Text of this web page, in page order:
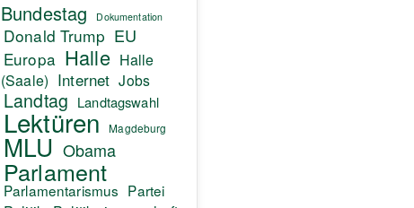
Bundestag
Dokumentation
Donald Trump EU
Europa Halle Halle
(Saale) Internet Jobs
Landtag Landtagswahl
Lektüren Magdeburg
MLU Obama
Parlament
Parlamentarismus Partei